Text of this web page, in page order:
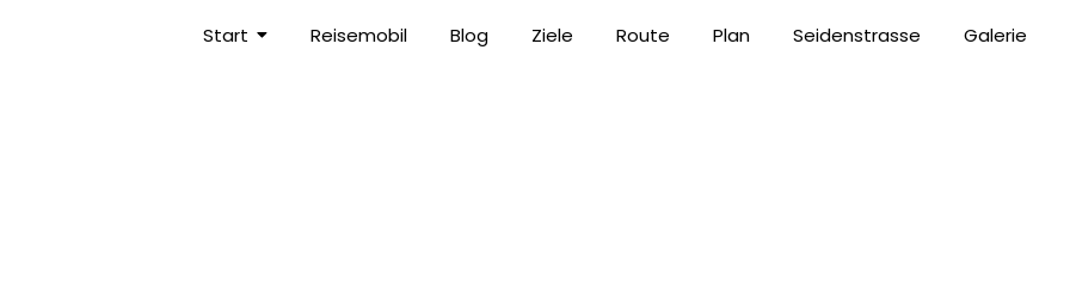
Start Reisemobil Blog Ziele Route Plan Seidenstrasse Galerie